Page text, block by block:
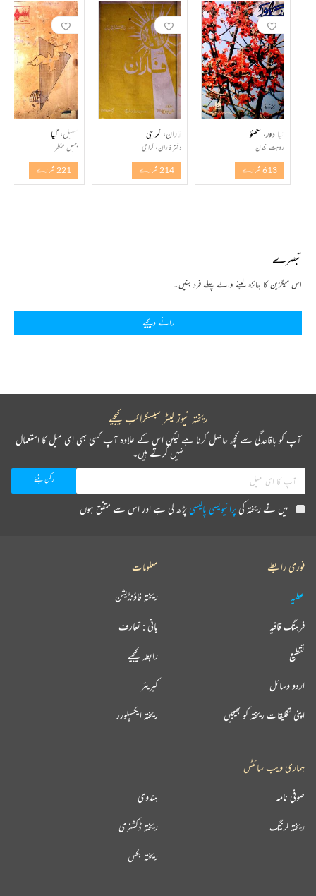
نیا دور، لکھنؤ
روہت نندن
613 شمارے
فاران، کراچی
دفتر فاران، کراچی
214 شمارے
سہیل، گیا
جمیل منظر
221 شمارے
تبصرے
اس میگزین کا جائزہ لینے والے پہلے فرد بنیں۔
رائے دیجیے
ریختہ نیوز لیٹر سبسکرائب کیجیے
آپ کو باقاعدگی سے کچھ حاصل کرنا ہے لیکن اس کے علاوہ آپ کسی بھی ای میل کا استعمال
نہیں کرتے ہیں۔
میں نے ریختہ کیپرائیویسی پالیسیپڑھ لی ہے اور اس سے متفق ہوں
فوری رابطے
عطیہ
فرہنگ قافیہ
تقطیع
اردو وسائل
اپنی تخلیقات ریختہ کو بھیجیں
معلومات
ریختہ فاؤنڈیشن
بانی : تعارف
رابطہ کیجیے
کیریئر
ریختہ ایکسپلورر
ہماری ویب سائٹس
ہندوی صوفی نامہ
ریختہ ڈکشنری ریختہ لرننگ
ریختہ بکس